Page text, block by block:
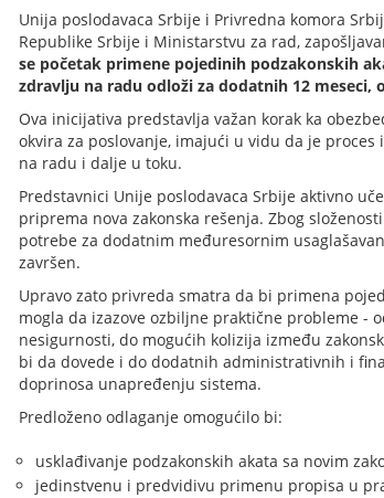
Unija poslodavaca Srbije i Privredna komora
Republike Srbije i Ministarstvu za rad,
se početak primene pojedinih podzakonskih
zdravlju na radu odloži za dodatnih 12 meseci,
Ova inicijativa predstavlja važan korak ka
okvira za poslovanje, imajući u vidu da je
na radu i dalje u toku.
Predstavnici Unije poslodavaca Srbije aktivno
priprema nova zakonska rešenja. Zbog
potrebe za dodatnim međuresornim
završen.
Upravo zato privreda smatra da bi primena
mogla da izazove ozbiljne praktične probleme -
nesigurnosti, do mogućih kolizija između
bi da dovede i do dodatnih administrativnih i
doprinosa unapređenju sistema.
Predloženo odlaganje omogućilo bi:
usklađivanje podzakonskih akata sa novim
jedinstvenu i predvidivu primenu propisa u